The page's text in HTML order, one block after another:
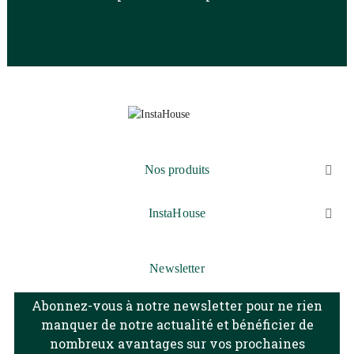
Nos produits 
InstaHouse 
Newsletter
Abonnez-vous à notre newsletter pour ne rien
manquer de notre actualité et bénéficier de
nombreux avantages sur vos prochaines